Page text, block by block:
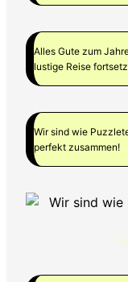
Alles Gute zum
lustige Reise
Wir sind wie
perfekt zusammen!